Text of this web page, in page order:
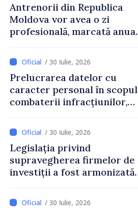
Antrenorii din Republica
Moldova vor avea o zi
profesională, marcată anual
/ 30 Iulie, 2026
Prelucrarea datelor cu
caracter personal în scopul
combaterii infracțiunilor,
/ 30 Iulie, 2026
Legislația privind
supravegherea firmelor de
investiții a fost armonizată
/ 30 Iulie, 2026